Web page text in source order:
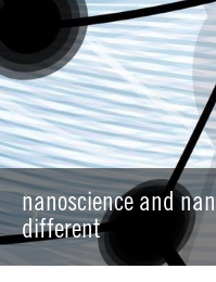
nanoscience and
different